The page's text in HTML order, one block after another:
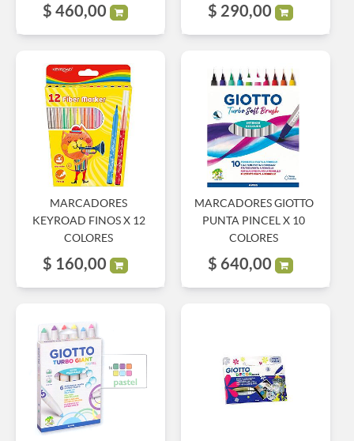
$ 460,00 $ 290,00
MARCADORES
KEYROAD FINOS X 12
COLORES
$ 160,00
MARCADORES GIOTTO
PUNTA PINCEL X 10
COLORES
$ 640,00